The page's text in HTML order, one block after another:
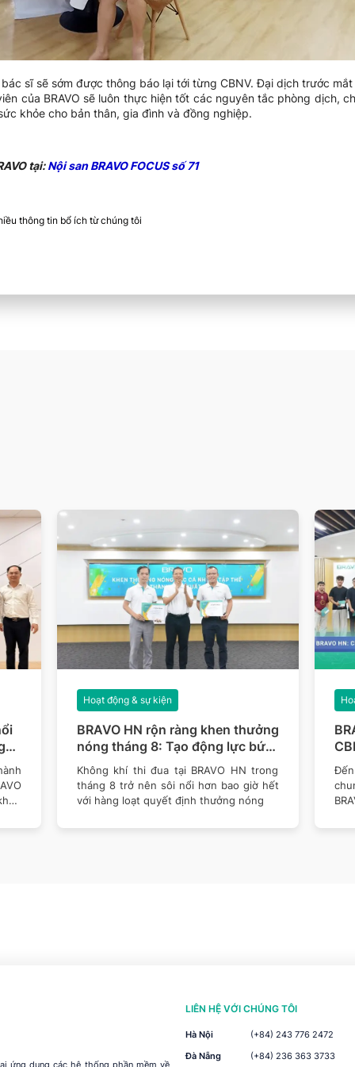
sĩ sẽ sớm được thông báo lại tới từng CBNV. Đại dịch trước
của BRAVO sẽ luôn thực hiện tốt các nguyên tắc phòng dịch,
khỏe cho bản thân, gia đình và đồng nghiệp.
tại:Nội san BRAVO FOCUS số 71
thông tin bổ ích từ chúng tôi​
BRAVO HN rộn ràng khen thưởng
nóng tháng 8: Tạo động lực bứt
phá mục tiêu năm 2026
Hoạt động & sự kiện
Không khí thi đua tại BRAVO HN trong
tháng 8 trở nên sôi nổi hơn bao giờ hết
với hàng loạt quyết định thưởng nóng
ứng dụng các hệ thống phần mềm về
LIÊN HỆ VỚI CHÚNG TÔI
Hà Nội
(+84) 243 776 2472
Đà Nẵng
(+84) 236 363 3733